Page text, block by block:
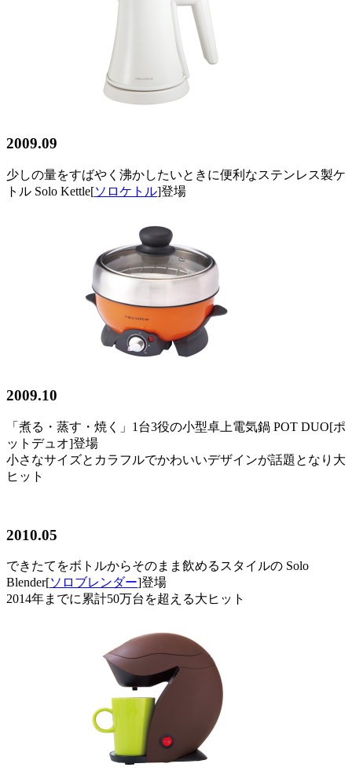
2009.09
少しの量をすばやく沸かしたいときに便利なステンレス製ケ
トル Solo Kettle[ソロケトル]登場
2009.10
「煮る・蒸す・焼く」1台3役の小型卓上電気鍋 POT DUO[ポ
ットデュオ]登場
小さなサイズとカラフルでかわいいデザインが話題となり大
ヒット
2010.05
できたてをボトルからそのまま飲めるスタイルの Solo
Blender[ソロブレンダー]登場
2014年までに累計50万台を超える大ヒット